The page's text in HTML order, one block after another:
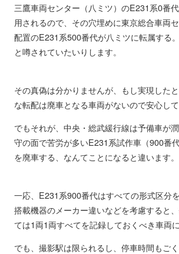
三鷹車両センター（八ミツ）のE231系0番
用されるので、その穴埋めに東京総合車両セ
配置のE231系500番代が八ミツに転属する
と噂されていたいりします。
その真偽は分かりませんが、もし実現した
な転配は廃車となる車両がないので安心して
でもそれが、中央・総武緩行線は予備車が
守の面で苦労が多いE231系試作車（900番
を廃車する、なんてことになると違います。
一応、E231系900番代はすべての形式区分を
搭載機器のメーカー違いなどを考慮すると
ては1両1両すべてを記録しておくべき車両に
でも、撮影駅は限られるし、停車時間もご